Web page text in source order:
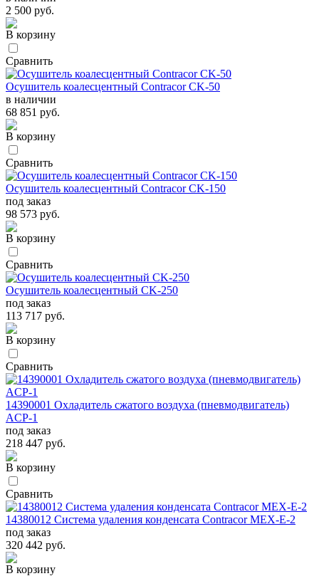
2 500 руб.
В корзину
Сравнить
Осушитель коалесцентный Contracor CK-50
в наличии
68 851 руб.
В корзину
Сравнить
Осушитель коалесцентный Contracor CK-150
под заказ
98 573 руб.
В корзину
Сравнить
Осушитель коалесцентный CK-250
под заказ
113 717 руб.
В корзину
Сравнить
14390001 Охладитель сжатого воздуха (пневмодвигатель)
ACP-1
под заказ
218 447 руб.
В корзину
Сравнить
14380012 Система удаления конденсата Contracor MEX-E-2
под заказ
320 442 руб.
В корзину